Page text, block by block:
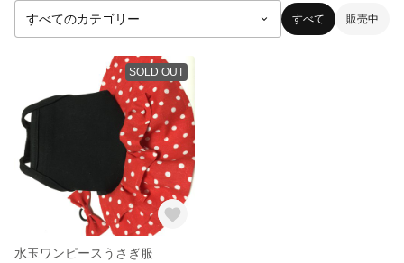
すべて 販売中
SOLD OUT
水玉ワンピースうさぎ服